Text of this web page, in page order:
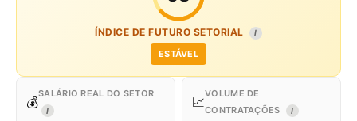
ÍNDICE DE FUTURO SETORIAL I
ESTÁVEL
💰
SALÁRIO REAL DO SETOR
I
📈
VOLUME DE
CONTRATAÇÕES
I